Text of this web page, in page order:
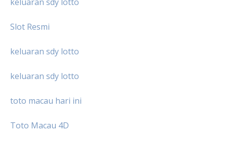
Slot Resmi
keluaran sdy lotto
keluaran sdy lotto
toto macau hari ini
Toto Macau 4D